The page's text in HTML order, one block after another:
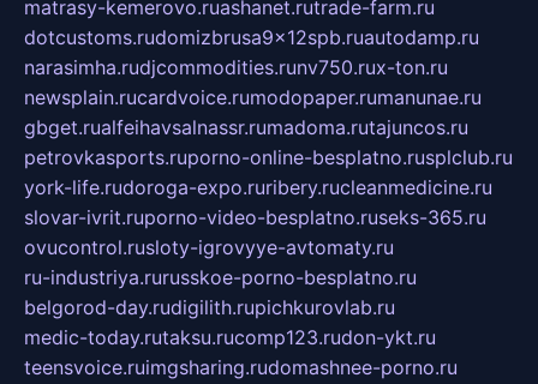
matrasy-kemerovo.ruashanet.rutrade-farm.ru
dotcustoms.rudomizbrusa9x12spb.ruautodamp.ru
narasimha.rudjcommodities.runv750.rux-ton.ru
newsplain.rucardvoice.rumodopaper.rumanunae.ru
gbget.rualfeihavsalnassr.rumadoma.rutajuncos.ru
petrovkasports.ruporno-online-besplatno.rusplclub.ru
york-life.rudoroga-expo.ruribery.rucleanmedicine.ru
slovar-ivrit.ruporno-video-besplatno.ruseks-365.ru
ovucontrol.rusloty-igrovyye-avtomaty.ru
ru-industriya.rurusskoe-porno-besplatno.ru
belgorod-day.rudigilith.rupichkurovlab.ru
medic-today.rutaksu.rucomp123.rudon-ykt.ru
teensvoice.ruimgsharing.rudomashnee-porno.ru